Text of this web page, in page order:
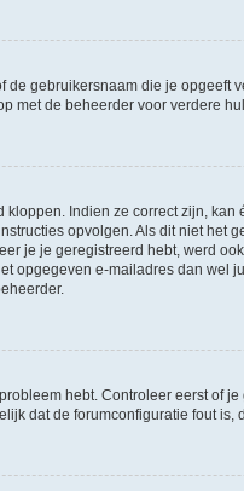
gebruikersnaam die je
met de beheerder voor verdere
Indien ze correct zijn,
opvolgen. Als dit niet
je je geregistreerd hebt, werd
opgegeven e-mailadres dan wel
hebt. Controleer eerst of
dat de forumconfiguratie fout is,